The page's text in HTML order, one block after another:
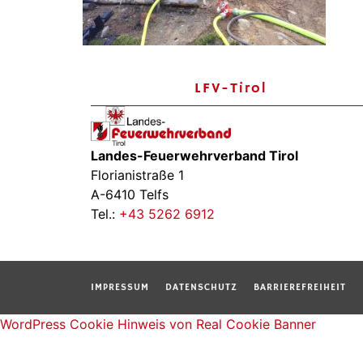
LFV-Tirol
Landes-Feuerwehrverband Tirol
Florianistraße 1
A-6410 Telfs
Tel.: +43 5262 6912
IMPRESSUM DATENSCHUTZ BARRIEREFREIHEIT
WordPress Cookie Hinweis von Real Cookie Banner